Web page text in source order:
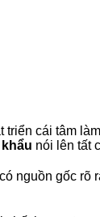
triển cái tâm
nói lên tất
nguồn gốc rõ